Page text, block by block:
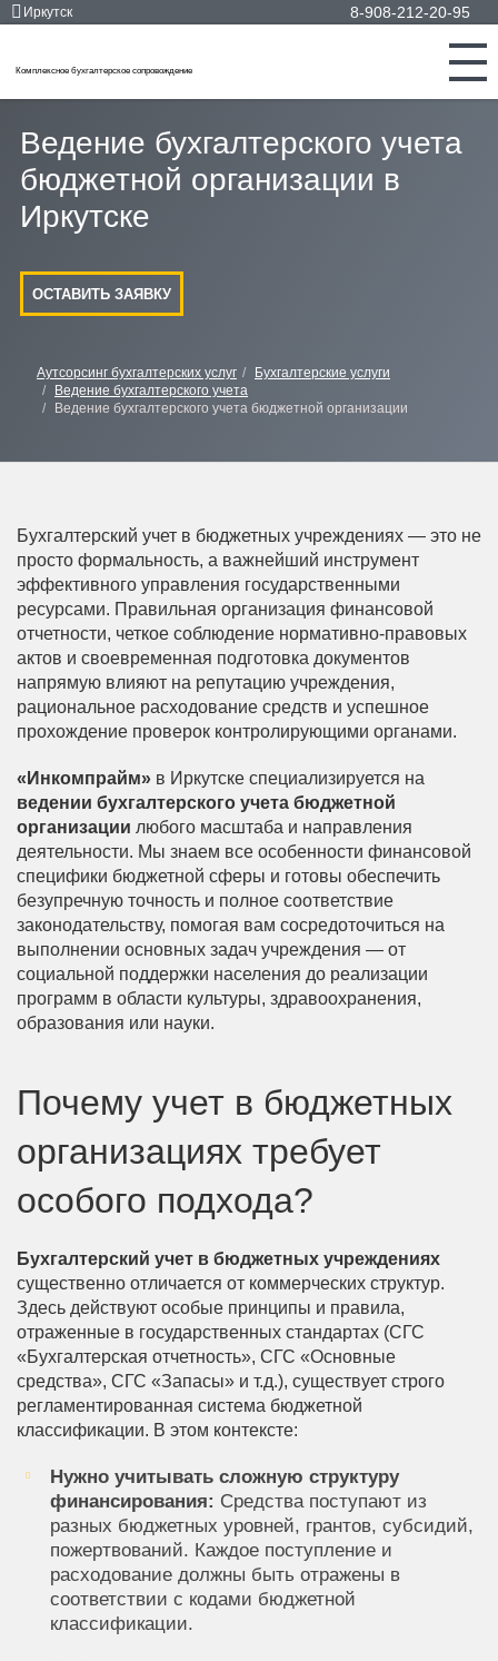
Иркутск 8-908-212-20-95
Комплексное бухгалтерское сопровождение
Ведение бухгалтерского учета
бюджетной организации в
Иркутске
ОСТАВИТЬ ЗАЯВКУ
Аутсорсинг бухгалтерских услуг
Бухгалтерские услуги
Ведение бухгалтерского учета
Ведение бухгалтерского учета бюджетной организации
Бухгалтерский учет в бюджетных учреждениях — это не
просто формальность, а важнейший инструмент
эффективного управления государственными
ресурсами. Правильная организация финансовой
отчетности, четкое соблюдение нормативно-правовых
актов и своевременная подготовка документов
напрямую влияют на репутацию учреждения,
рациональное расходование средств и успешное
прохождение проверок контролирующими органами.
«Инкомпрайм» в Иркутске специализируется на
ведении бухгалтерского учета бюджетной
организации любого масштаба и направления
деятельности. Мы знаем все особенности финансовой
специфики бюджетной сферы и готовы обеспечить
безупречную точность и полное соответствие
законодательству, помогая вам сосредоточиться на
выполнении основных задач учреждения — от
социальной поддержки населения до реализации
программ в области культуры, здравоохранения,
образования или науки.
Почему учет в бюджетных
организациях требует
особого подхода?
Бухгалтерский учет в бюджетных учреждениях
существенно отличается от коммерческих структур.
Здесь действуют особые принципы и правила,
отраженные в государственных стандартах (СГС
«Бухгалтерская отчетность», СГС «Основные
средства», СГС «Запасы» и т.д.), существует строго
регламентированная система бюджетной
классификации. В этом контексте:
Нужно учитывать сложную структуру
финансирования: Средства поступают из
разных бюджетных уровней, грантов, субсидий,
пожертвований. Каждое поступление и
расходование должны быть отражены в
соответствии с кодами бюджетной
классификации.